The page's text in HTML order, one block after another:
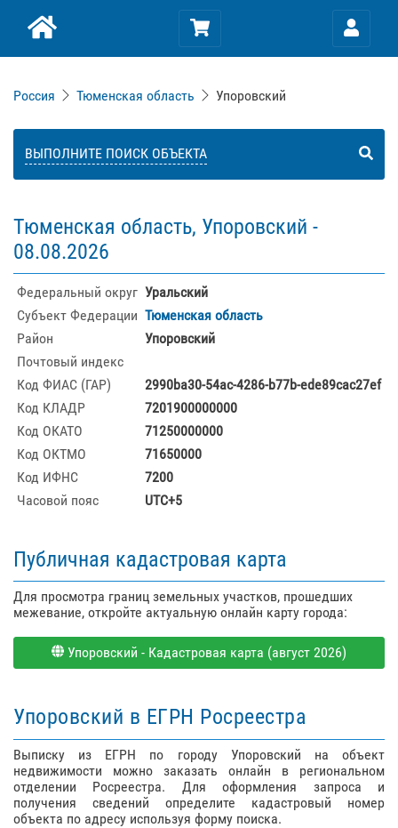
Россия Тюменская область Упоровский
ВЫПОЛНИТЕ ПОИСК ОБЪЕКТА
Тюменская область, Упоровский -
08.08.2026
Федеральный округ Уральский
Субъект Федерации Тюменская область
Район
Упоровский
Почтовый индекс
Код ФИАС (ГАР)
2990ba30-54ac-4286-b77b-ede89cac27ef
Код КЛАДР
7201900000000
Код ОКАТО
71250000000
Код ОКТМО
71650000
Код ИФНС
7200
Часовой пояс
UTC+5
Публичная кадастровая карта
Для просмотра границ земельных участков, прошедших
межевание, откройте актуальную онлайн карту города:
Упоровский - Кадастровая карта (август 2026)
Упоровский в ЕГРН Росреестра
Выписку из ЕГРН по городу Упоровский на объект
недвижимости можно заказать онлайн в региональном
отделении Росреестра. Для оформления запроса и
получения сведений определите кадастровый номер
объекта по адресу используя форму поиска.